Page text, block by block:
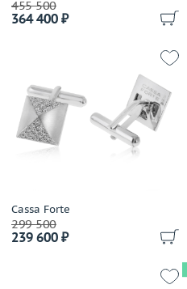
455 500
364 400 ₽
Cassa Forte
299 500
239 600 ₽